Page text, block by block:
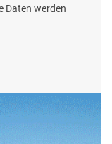
Daten werden